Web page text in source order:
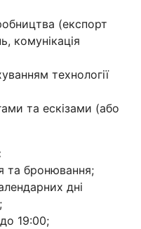
(експорт
комунікація
технології
та ескізами (або
та бронювання;
дні
19:00;